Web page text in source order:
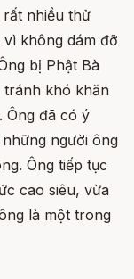
nhiều thử
không dám đỡ
bị Phật Bà
khó khăn
Ông đã có ý
người ông
Ông tiếp tục
cao siêu, vừa
là một trong